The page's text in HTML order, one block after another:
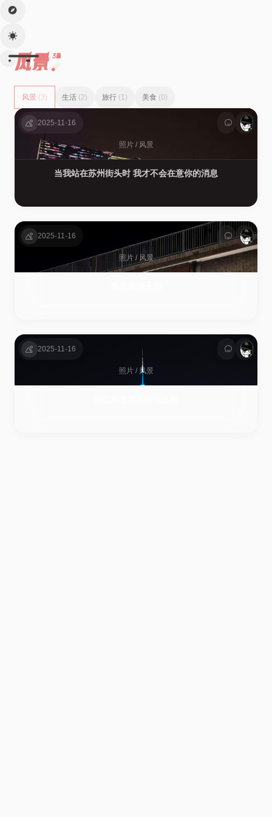
风景 3篇
风景 (3) 生活 (2) 旅行 (1) 美食 (0)
2025-11-16
照片/ 风景
当我站在苏州街头时 我才不会在意你的消息
2025-11-16
照片/ 风景
2025-11-16
照片/ 风景